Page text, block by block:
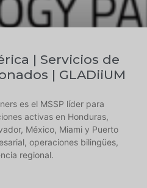
| Servicios de
| GLADiiUM
es el MSSP líder para
activas en Honduras,
México, Miami y Puerto
operaciones bilingües,
regional.